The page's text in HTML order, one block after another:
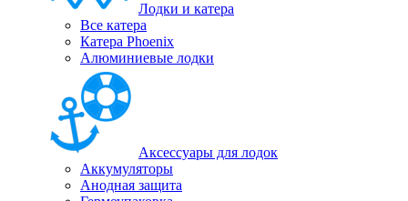
Лодки и катера
Все катера
Катера Phoenix
Алюминиевые лодки
Аксессуары для лодок
Аккумуляторы
Анодная защита